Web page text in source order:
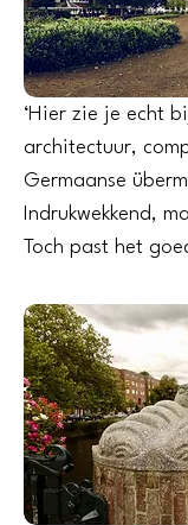
‘Hier zie je echt
architectuur,
Germaanse
Indrukwekkend,
Toch past het